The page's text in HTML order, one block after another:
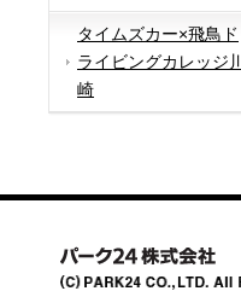
タイムズカー×飛鳥ド
ライビングカレッジ川
崎